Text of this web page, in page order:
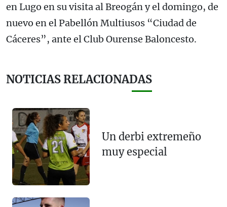
en Lugo en su visita al Breogán y el domingo, de
nuevo en el Pabellón Multiusos “Ciudad de
Cáceres”, ante el Club Ourense Baloncesto.
NOTICIAS RELACIONADAS
Un derbi extremeño
muy especial